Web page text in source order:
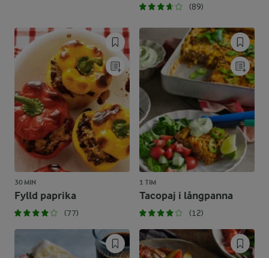
(89)
30 MIN
Fylld paprika
(77)
1 TIM
Tacopaj i långpanna
(12)